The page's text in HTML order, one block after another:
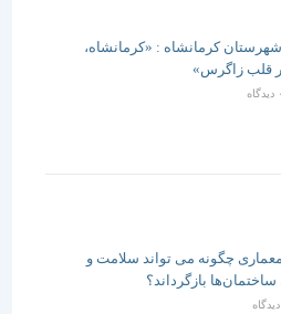
کرمانشاه : «کرمانشاه،
می تواند سلامت و
بازگرداند؟